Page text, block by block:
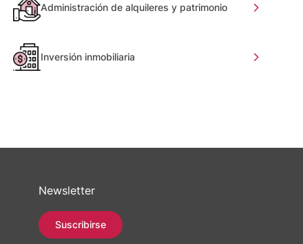
Administración de alquileres y patrimonio
Inversión inmobiliaria
Newsletter
Suscribirse